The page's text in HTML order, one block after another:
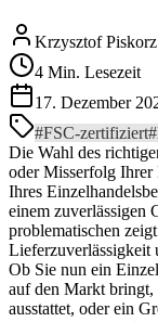
Krzysztof Piskorz
4 Min. Lesezeit
17. Dezember
#FSC-zertifiziert#
Die Wahl des
oder Misserfolg Ihrer
Ihres
einem zuverlässigen
problematischen
Lieferzuverlässigkeit
Ob Sie nun ein
auf den Markt bringt,
ausstattet, oder ein